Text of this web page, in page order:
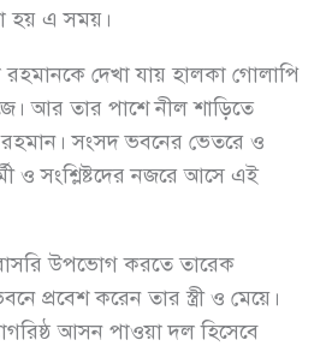
হয় এ সময়।
দেখা যায় হালকা গোলাপি
আর তার পাশে নীল শাড়িতে
রহমান। সংসদ ভবনের ভেতরে ও
ও সংশ্লিষ্টদের নজরে আসে এই
উপভোগ করতে তারেক
প্রবেশ করেন তার স্ত্রী ও মেয়ে।
আসন পাওয়া দল হিসেবে